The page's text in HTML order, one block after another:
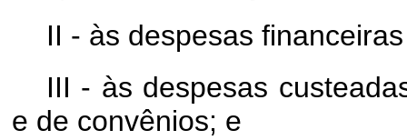
II - às despesas
III - às despesas
e de convênios; e